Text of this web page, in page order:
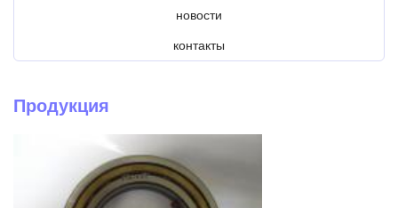
новости
контакты
Продукция